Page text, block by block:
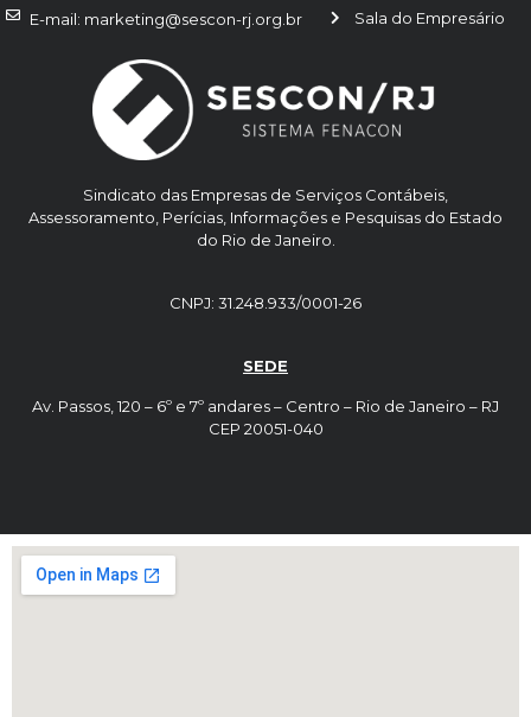
Sindicato das Empresas de Serviços Contábeis,
Assessoramento, Perícias, Informações e Pesquisas do Estado
do Rio de Janeiro.
CNPJ: 31.248.933/0001-26
SEDE
Av. Passos, 120 – 6º e 7º andares – Centro – Rio de Janeiro – RJ
CEP 20051-040
Sala do Empresário
E-mail: marketing@sescon-rj.org.br